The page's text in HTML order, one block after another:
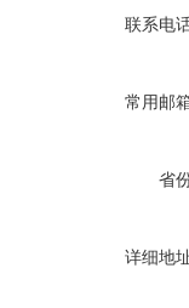
联系电
常用邮
省
详细地